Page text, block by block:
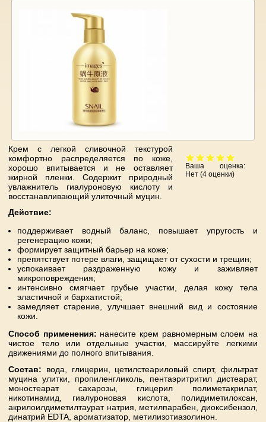
Ваша оценка:
Нет (4оценки)
Крем с легкой сливочной текстурой
комфортно распределяется по коже,
хорошо впитывается и не оставляет
жирной пленки. Содержит природный
увлажнитель гиалуроновую кислоту и
восстанавливающий улиточный муцин.
Действие:
поддерживает водный баланс, повышает упругость и
регенерацию кожи;
формирует защитный барьер на коже;
препятствует потере влаги, защищает от сухости и трещин;
успокаивает раздраженную кожу и заживляет
микроповреждения;
интенсивно смягчает грубые участки, делая кожу тела
эластичной и бархатистой;
замедляет старение, улучшает внешний вид и состояние
кожи.
Способ применения: нанесите крем равномерным слоем на
чистое тело или отдельные участки, массируйте легкими
движениями до полного впитывания.
Состав: вода, глицерин, цетилстеариловый спирт, фильтрат
муцина улитки, пропиленгликоль, пентаэритритил дистеарат,
моностеарат сахарозы, глицерил полиметакрилат,
никотинамид, гиалуроновая кислота, полидиметилоксан,
акрилоилдиметилтаурат натрия, метилпарабен, диоксибензол,
динатрий EDTA, ароматизатор, метилизотиазолинон.